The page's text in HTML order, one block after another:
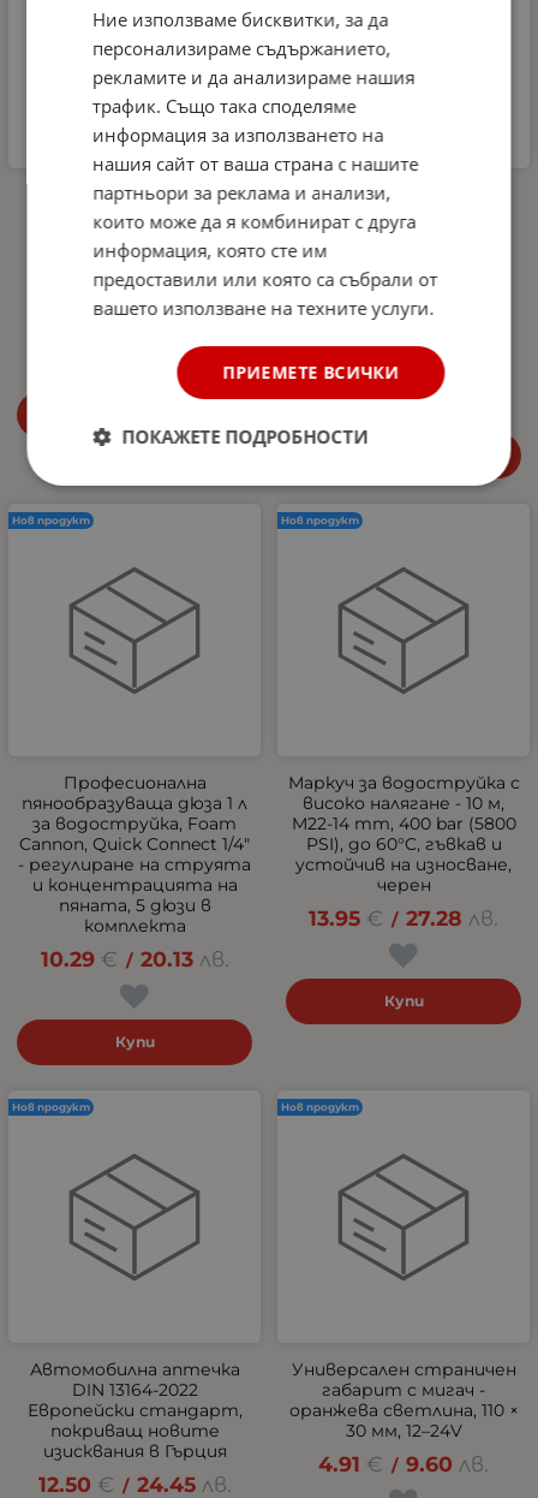
Комплект
Микрофибърна къпра и
Гъба за почистване на
интериора на
автомобил Dunlop -
аромат Океан
Автомобилна аптечка
DIN 13164-2022 +
светлоотразителна
жилетка и авариен
триъгълник –
Европейски стандарт,
покриващ новите
27.00 € / 52.81
Професионална
пянообразуваща дюза 1 л
за водоструйка, Foam
Cannon, Quick Connect 1/4"
- регулиране на струята
и концентрацията на
пяната, 5 дюзи в
комплекта
10.29 € / 20.13 лв.
Купи
Нов продукт
Маркуч за водоструйка с
високо налягане - 10 м,
M22-14 mm, 400 bar (5800
PSI), до 60°C, гъвкав и
устойчив на износване,
черен
13.95 € / 27.28 лв.
Купи
Нов продукт
Автомобилна аптечка
DIN 13164-2022
Европейски стандарт,
покриващ новите
изисквания в Гърция
12.50 € / 24.45 лв.
Нов продукт
Универсален страничен
габарит с мигач -
оранжева светлина, 110 ×
30 мм, 12–24V
4.91 € / 9.60 лв.
Нов продукт
Ние използваме бисквитки, за да
персонализираме съдържанието,
рекламите и да анализираме нашия
трафик. Също така споделяме
информация за използването на
нашия сайт от ваша страна с нашите
партньори за реклама и анализи,
които може да я комбинират с друга
информация, която сте им
предоставили или която са събрали от
вашето използване на техните услуги.
ПРИЕМЕТЕ ВСИЧКИ
ПОКАЖЕТЕ ПОДРОБНОСТИ